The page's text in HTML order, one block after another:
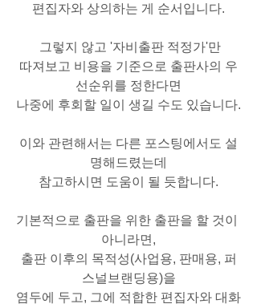
편집자와 상의하는 게 순서입니다.
그렇지 않고 '자비출판 적정가'만
따져보고 비용을 기준으로 출판사의 우
선순위를 정한다면
나중에 후회할 일이 생길 수도 있습니다.
이와 관련해서는 다른 포스팅에서도 설
명해드렸는데
참고하시면 도움이 될 듯합니다.
기본적으로 출판을 위한 출판을 할 것이
아니라면,
출판 이후의 목적성(사업용, 판매용, 퍼
스널브랜딩용)을
염두에 두고, 그에 적합한 편집자와 대화